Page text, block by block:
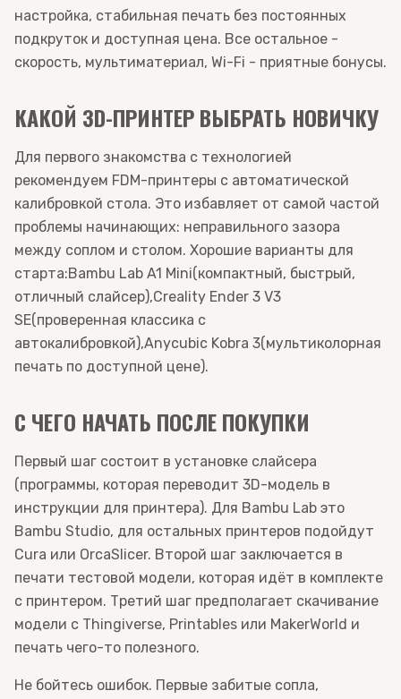
настройка, стабильная печать без постоянных
подкруток и доступная цена. Все остальное -
скорость, мультиматериал, Wi-Fi - приятные бонусы.
КАКОЙ 3D-ПРИНТЕР ВЫБРАТЬ НОВИЧКУ
Для первого знакомства с технологией
рекомендуем FDM-принтеры с автоматической
калибровкой стола. Это избавляет от самой частой
проблемы начинающих: неправильного зазора
между соплом и столом. Хорошие варианты для
старта:Bambu Lab A1 Mini(компактный, быстрый,
отличный слайсер),Creality Ender 3 V3
SE(проверенная классика с
автокалибровкой),Anycubic Kobra 3(мультиколорная
печать по доступной цене).
С ЧЕГО НАЧАТЬ ПОСЛЕ ПОКУПКИ
Первый шаг состоит в установке слайсера
(программы, которая переводит 3D-модель в
инструкции для принтера). Для Bambu Lab это
Bambu Studio, для остальных принтеров подойдут
Cura или OrcaSlicer. Второй шаг заключается в
печати тестовой модели, которая идёт в комплекте
с принтером. Третий шаг предполагает скачивание
модели с Thingiverse, Printables или MakerWorld и
печать чего-то полезного.
Не бойтесь ошибок. Первые забитые сопла,